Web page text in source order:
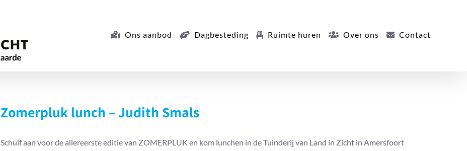
Ons aanbod Dagbesteding Ruimte huren Over ons Contact
Zomerpluk lunch – Judith Smals
Schuif aan voor de allereerste editie van ZOMERPLUK en kom lunchen in de Tuinderij van Land in Zicht in Amersfoort